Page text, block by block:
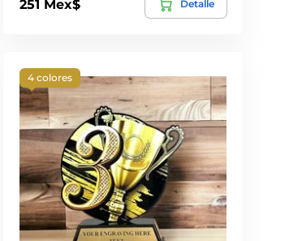
251 Mex$ Detalle
4 colores